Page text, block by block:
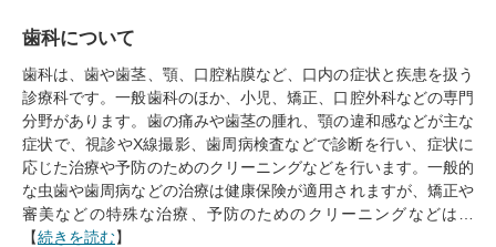
歯科について
歯科は、歯や歯茎、顎、口腔粘膜など、口内の症状と疾患を扱う
診療科です。一般歯科のほか、小児、矯正、口腔外科などの専門
分野があります。歯の痛みや歯茎の腫れ、顎の違和感などが主な
症状で、視診やX線撮影、歯周病検査などで診断を行い、症状に
応じた治療や予防のためのクリーニングなどを行います。一般的
な虫歯や歯周病などの治療は健康保険が適用されますが、矯正や
審美などの特殊な治療、予防のためのクリーニングなどは…
【続きを読む】